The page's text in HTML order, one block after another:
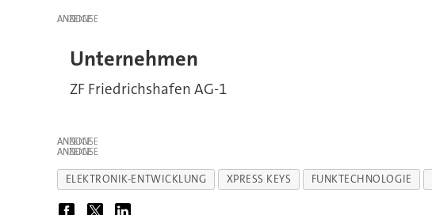
ANZEIGE
Unternehmen
ZF Friedrichshafen AG-1
ANZEIGE
ANZEIGE
ELEKTRONIK-ENTWICKLUNG XPRESS KEYS FUNKTECHNOLOGIE